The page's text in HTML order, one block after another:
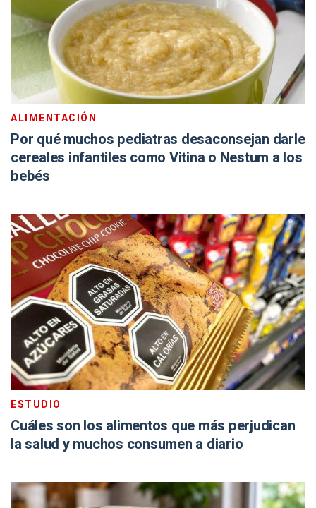
ALIMENTACIÓN
Por qué muchos pediatras desaconsejan darle
cereales infantiles como Vitina o Nestum a los
bebés
ESTUDIO
Cuáles son los alimentos que más perjudican
la salud y muchos consumen a diario